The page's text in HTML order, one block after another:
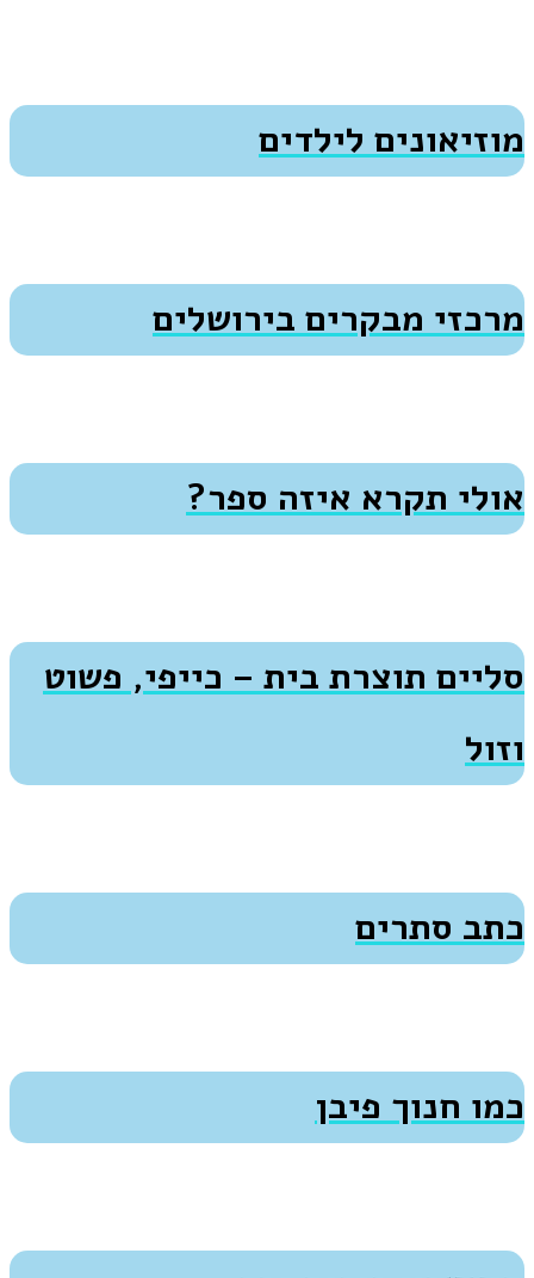
מוזיאונים לילדים
מרכזי מבקרים בירושלים
אולי תקרא איזה ספר?
סליים תוצרת בית – כייפי, פשוט
וזול
כתב סתרים
כמו חנוך פיבן